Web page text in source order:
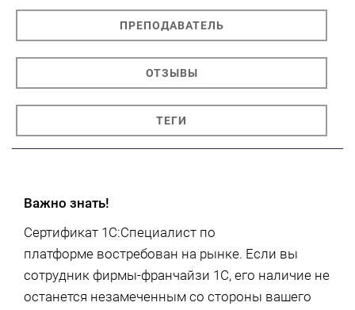
ПРЕПОДАВАТЕЛЬ
ОТЗЫВЫ
ТЕГИ
Важно знать!
Сертификат 1С:Специалист по
платформе востребован на рынке. Если вы
сотрудник фирмы-франчайзи 1С, его наличие не
останется незамеченным со стороны вашего